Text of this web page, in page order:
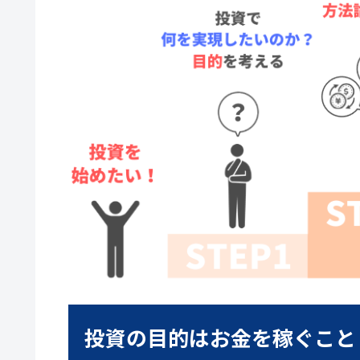
投資の目的はお金を稼ぐこ